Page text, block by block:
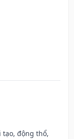
tạo, động thổ,